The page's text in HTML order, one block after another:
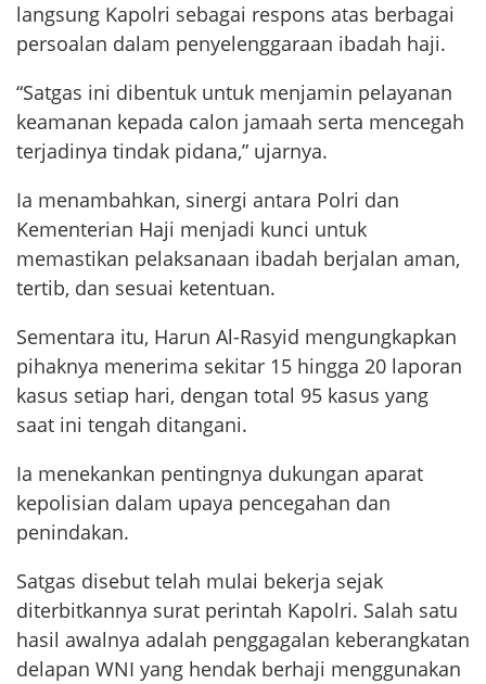
langsung Kapolri sebagai respons atas berbagai
persoalan dalam penyelenggaraan ibadah haji.
“Satgas ini dibentuk untuk menjamin pelayanan
keamanan kepada calon jamaah serta mencegah
terjadinya tindak pidana,” ujarnya.
Ia menambahkan, sinergi antara Polri dan
Kementerian Haji menjadi kunci untuk
memastikan pelaksanaan ibadah berjalan aman,
tertib, dan sesuai ketentuan.
Sementara itu, Harun Al-Rasyid mengungkapkan
pihaknya menerima sekitar 15 hingga 20 laporan
kasus setiap hari, dengan total 95 kasus yang
saat ini tengah ditangani.
Ia menekankan pentingnya dukungan aparat
kepolisian dalam upaya pencegahan dan
penindakan.
Satgas disebut telah mulai bekerja sejak
diterbitkannya surat perintah Kapolri. Salah satu
hasil awalnya adalah penggagalan keberangkatan
delapan WNI yang hendak berhaji menggunakan